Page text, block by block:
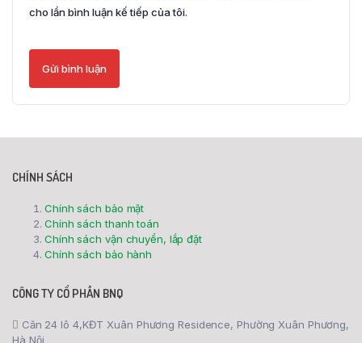
cho lần bình luận kế tiếp của tôi.
CHÍNH SÁCH
Chính sách bảo mật
Chính sách thanh toán
Chính sách vận chuyển, lắp đặt
Chính sách bảo hành
CÔNG TY CỔ PHẦN BNQ
Căn 24 lô 4,KĐT Xuân Phương Residence, Phường Xuân Phương,
Hà Nội